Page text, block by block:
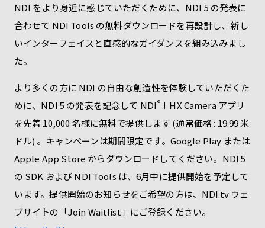
NDI をより身近に感じていただくために、NDI 5 の発表に
合わせて NDI Tools の無料ダウンロードを再設計し、新し
いインターフェイスと直感的なガイダンスを組み込みまし
た。
より多くの方に NDI の自由な創造性を体験していただくた
めに、NDI 5 の発表を記念して NDI® ∣HX Camera アプリ
を先着 10,000 名様に無料で提供します (通常価格 : 19.99 米
ドル) 。キャンペーンは期間限定です。Google Play または
Apple App Store からダウンロードしてください。NDI 5
の SDK および NDI Tools は、6月中に提供開始を予定して
います。提供開始のお知らせをご希望の方は、NDI.tv ウェ
ブサイトの「Join Waitlist」にご登録ください。